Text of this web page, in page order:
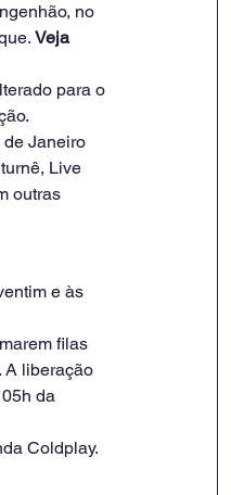
no
Veja
para o
de Janeiro
Live
outras
e às
filas
A liberação
da
Coldplay.